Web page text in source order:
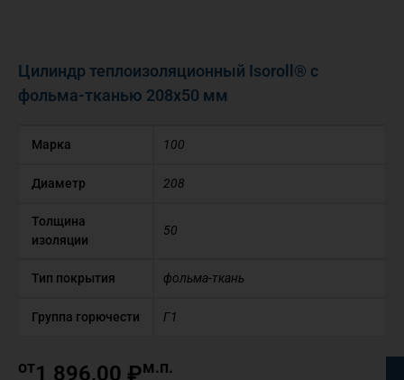
Цилиндр теплоизоляционный Isoroll® с
фольма-тканью 208х50 мм
Марка 100
Диаметр 208
Толщина
изоляции
50
Тип покрытия фольма-ткань
Группа горючести Г1
от1 896,00 ₽м.п.